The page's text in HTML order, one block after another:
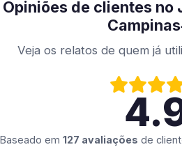
Opiniões de clientes no
Veja os relatos de quem já
Baseado em 127 avaliações de